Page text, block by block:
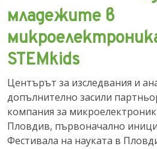
младежите в
STEMkids
Центърът за изследвания и
допълнително засили
компания за
Пловдив, първоначално
Фестивала на науката в